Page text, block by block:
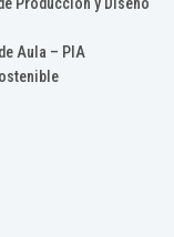
Producción y Diseño
Aula – PIA